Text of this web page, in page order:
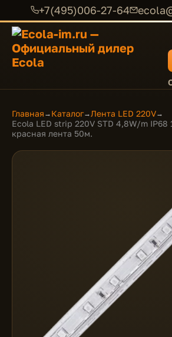
+7(495)006-27-64
Главная → Каталог→Лента LED 220V→
Ecola LED strip 220V STD 4,8W/m IP68
красная лента 50м.